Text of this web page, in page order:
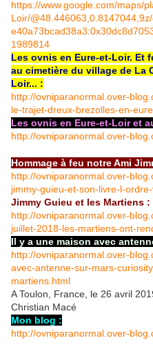
https://www.google.com/maps/
Loir/
1989814
Les ovnis en Eure-et-Loir. Et
au cimetière du village de La
Loir... :
http://ovniparanormal.over-
le-trajet-dreux-brezolles-en-
Les ovnis en Eure-et-Loir et
http://ovniparanormal.over-
Hommage à feu notre Ami
http://ovniparanormal.over-
jimmy-guieu-et-son-livre-l-
Jimmy Guieu et les Martiens :
http://ovniparanormal.over-
juillet-2018-les-martiens-ont-
Il y a une maison avec
http://ovniparanormal.over-
avec-antenne-sur-mars-
martiens.html
A Toulon, France, le 26 avril
Christian Macé
Mon blog :
http://ovniparanormal.over-